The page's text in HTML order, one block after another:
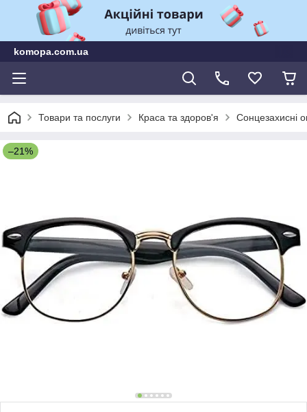
komopa.com.ua
Товари та послуги Краса та здоров'я Сонцезахисні
–21%